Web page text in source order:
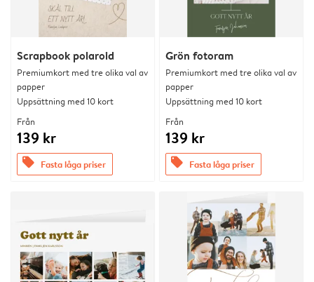
Scrapbook polaroid
Premiumkort med tre olika val av
papper
Uppsättning med 10 kort
Från
139 kr
offers Fasta låga priser
Grön fotoram
Premiumkort med tre olika val av
papper
Uppsättning med 10 kort
Från
139 kr
offers Fasta låga priser